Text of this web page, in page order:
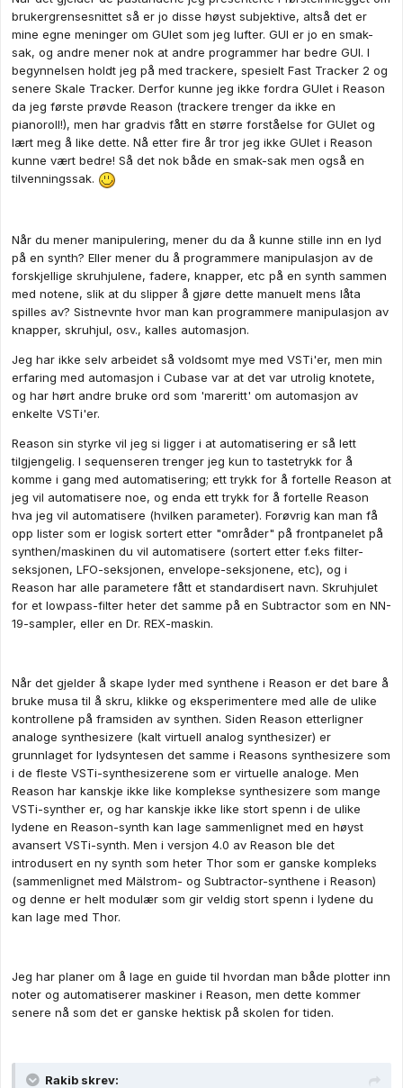
brukergrensesnittet så er jo disse høyst subjektive, altså det er
mine egne meninger om GUIet som jeg lufter. GUI er jo en smak-
sak, og andre mener nok at andre programmer har bedre GUI. I
begynnelsen holdt jeg på med trackere, spesielt Fast Tracker 2 og
senere Skale Tracker. Derfor kunne jeg ikke fordra GUIet i Reason
da jeg første prøvde Reason (trackere trenger da ikke en
pianoroll!), men har gradvis fått en større forståelse for GUIet og
lært meg å like dette. Nå etter fire år tror jeg ikke GUIet i Reason
kunne vært bedre! Så det nok både en smak-sak men også en
tilvenningssak.
Når du mener manipulering, mener du da å kunne stille inn en lyd
på en synth? Eller mener du å programmere manipulasjon av de
forskjellige skruhjulene, fadere, knapper, etc på en synth sammen
med notene, slik at du slipper å gjøre dette manuelt mens låta
spilles av? Sistnevnte hvor man kan programmere manipulasjon av
knapper, skruhjul, osv., kalles automasjon.
Jeg har ikke selv arbeidet så voldsomt mye med VSTi'er, men min
erfaring med automasjon i Cubase var at det var utrolig knotete,
og har hørt andre bruke ord som 'mareritt' om automasjon av
enkelte VSTi'er.
Reason sin styrke vil jeg si ligger i at automatisering er så lett
tilgjengelig. I sequenseren trenger jeg kun to tastetrykk for å
komme i gang med automatisering; ett trykk for å fortelle Reason at
jeg vil automatisere noe, og enda ett trykk for å fortelle Reason
hva jeg vil automatisere (hvilken parameter). Forøvrig kan man få
opp lister som er logisk sortert etter "områder" på frontpanelet på
synthen/maskinen du vil automatisere (sortert etter f.eks filter-
seksjonen, LFO-seksjonen, envelope-seksjonene, etc), og i
Reason har alle parametere fått et standardisert navn. Skruhjulet
for et lowpass-filter heter det samme på en Subtractor som en NN-
19-sampler, eller en Dr. REX-maskin.
Når det gjelder å skape lyder med synthene i Reason er det bare å
bruke musa til å skru, klikke og eksperimentere med alle de ulike
kontrollene på framsiden av synthen. Siden Reason etterligner
analoge synthesizere (kalt virtuell analog synthesizer) er
grunnlaget for lydsyntesen det samme i Reasons synthesizere som
i de fleste VSTi-synthesizerene som er virtuelle analoge. Men
Reason har kanskje ikke like komplekse synthesizere som mange
VSTi-synther er, og har kanskje ikke like stort spenn i de ulike
lydene en Reason-synth kan lage sammenlignet med en høyst
avansert VSTi-synth. Men i versjon 4.0 av Reason ble det
introdusert en ny synth som heter Thor som er ganske kompleks
(sammenlignet med Mälstrom- og Subtractor-synthene i Reason)
og denne er helt modulær som gir veldig stort spenn i lydene du
kan lage med Thor.
Jeg har planer om å lage en guide til hvordan man både plotter inn
noter og automatiserer maskiner i Reason, men dette kommer
senere nå som det er ganske hektisk på skolen for tiden.
Rakib skrev: